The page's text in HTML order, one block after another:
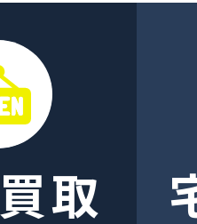
取